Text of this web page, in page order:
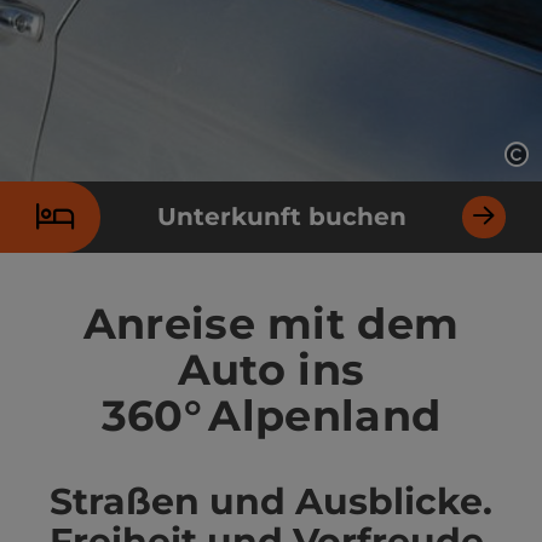
Unterkunft buchen
Anreise mit dem
Auto ins
360° Alpenland
Straßen und Ausblicke.